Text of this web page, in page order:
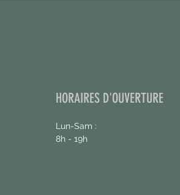
HORAIRES D'OUVERTURE
Lun-Sam :
8h - 19h